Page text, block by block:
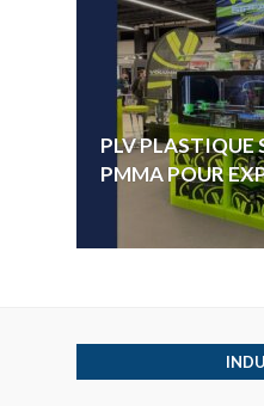
PLV PLASTIQUE
PMMA POUR